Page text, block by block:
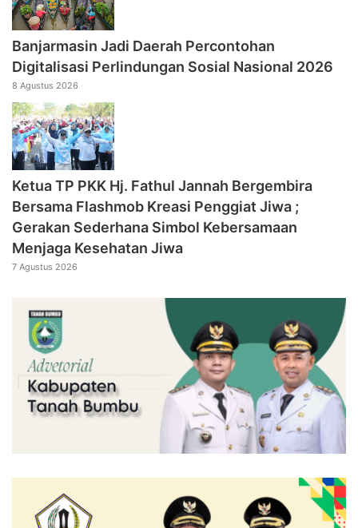
Banjarmasin Jadi Daerah Percontohan
Digitalisasi Perlindungan Sosial Nasional 2026
8 Agustus 2026
‎Ketua TP PKK Hj. Fathul Jannah Bergembira
Bersama Flashmob Kreasi Penggiat Jiwa ;
Gerakan Sederhana Simbol Kebersamaan
Menjaga Kesehatan Jiwa
7 Agustus 2026